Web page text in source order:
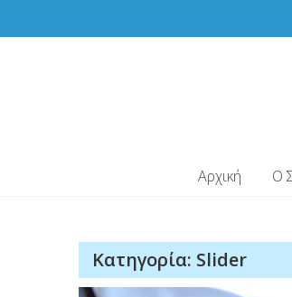
Αρχική Ο
Κατηγορία: Slider